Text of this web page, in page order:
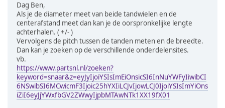
Dag Ben,
Als je de diameter meet van beide tandwielen en de
centerafstand meet dan kan je de oorspronkelijke lengte
achterhalen. ( +/- )
Vervolgens de pitch tussen de tanden meten en de breedte.
Dan kan je zoeken op de verschillende onderdelensites.
vb.
https://www.partsnl.nl/zoeken?
keyword=snaar&z=eyJyIjoiYSIsImEiOnsicSI6InNuYWFyIiwibCI
6NSwibSI6MCwicmF3Ijoic25hYXIiLCJvIjowLCJ0IjoiYSIsImYiOns
iZiI6eyJjYWxfbGV2ZWwyIjpbMTAwNTk1XX19fX01